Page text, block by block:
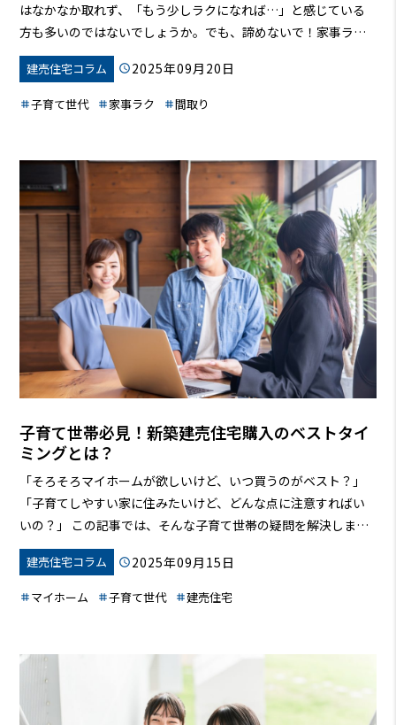
はなかなか取れず、「もう少しラクになれば…」と感じている
方も多いのではないでしょうか。でも、諦めないで！家事ラク
設計を取り入れることで、あなたの暮らしは劇的に変わりま
す。この記事では、家事の負担を減らし、自分の時間と家族と
の時間を増やすための、間取り、収納、最新設備など、具体的
建売住宅コラム 2025年09月20日
子育て世代 家事ラク 間取り
子育て世帯必見！新築建売住宅購入のベストタイ
ミングとは？
「そろそろマイホームが欲しいけど、いつ買うのがベスト？」
「子育てしやすい家に住みたいけど、どんな点に注意すればい
いの？」
この記事では、そんな子育て世帯の疑問を解決しま
す！出産や入学など、ライフイベントに合わせた新築建売住宅
購入の最適なタイミング、住宅ローンの選び方、資金計画の立
て方、そして後悔しない家選びのポイントを徹底解説。さら
理想のマイホームを手に入れる第一歩を踏み出せるはずです！
建売住宅コラム 2025年09月15日
マイホーム 子育て世代 建売住宅